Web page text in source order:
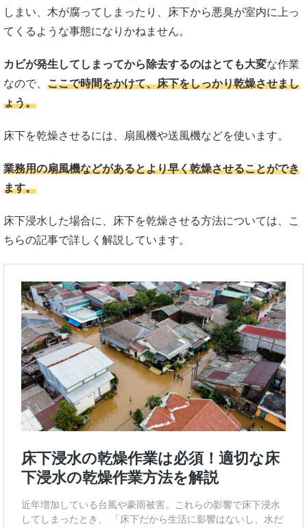
しまい、木が腐ってしまったり、床下から悪臭が室内に上っ
てくるような事態になりかねません。
カビが発生してしまってから除去するのはとても大変な作業
なので、 ここで時間をかけて、床下をしっかり乾燥させまし
ょう。
床下を乾燥させるには、扇風機や送風機などを使います。
業務用の扇風機などがあるとより早く乾燥させることができ
ます。
床下浸水した場合に、床下を乾燥させる方法については、こ
ちらの記事で詳しく解説しています。